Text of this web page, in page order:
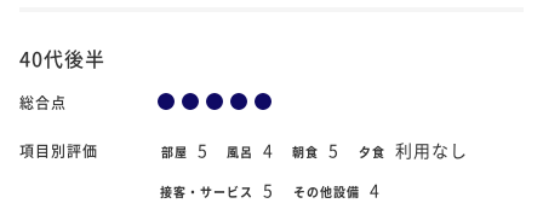
40代後半
総合点
項目別評価 部屋 5 風呂 4 朝食 5 夕食 利用なし
接客・サービス 5 その他設備 4